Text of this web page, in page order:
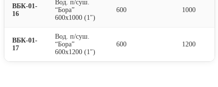
ВБК-01-
16
Вод. п/суш.
“Бора”
600х1000 (1″)
600 1000
ВБК-01-
17
Вод. п/суш.
“Бора”
600х1200 (1″)
600 1200